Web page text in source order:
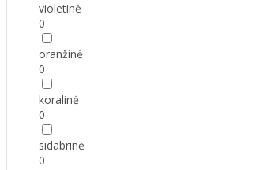
violetinė
0
oranžinė
0
koralinė
0
sidabrinė
0